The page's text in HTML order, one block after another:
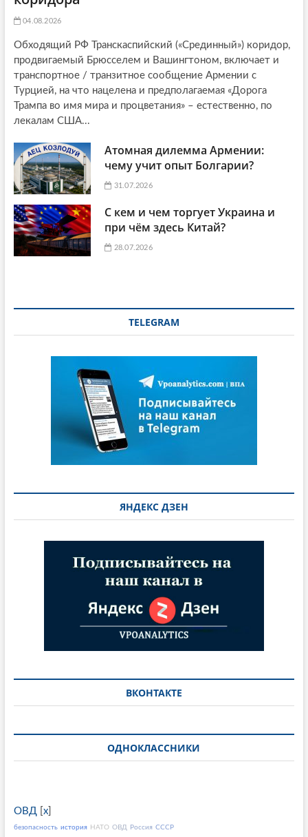
04.08.2026
Обходящий РФ Транскаспийский («Срединный») коридор,
продвигаемый Брюсселем и Вашингтоном, включает и
транспортное / транзитное сообщение Армении с
Турцией, на что нацелена и предполагаемая «Дорога
Трампа во имя мира и процветания» – естественно, по
лекалам США...
Атомная дилемма Армении:
чему учит опыт Болгарии?
31.07.2026
С кем и чем торгует Украина и
при чём здесь Китай?
28.07.2026
TELEGRAM
ЯНДЕКС ДЗЕН
ВКОНТАКТЕ
ОДНОКЛАССНИКИ
ОВД[ x]
безопасность история НАТО ОВД Россия СССР